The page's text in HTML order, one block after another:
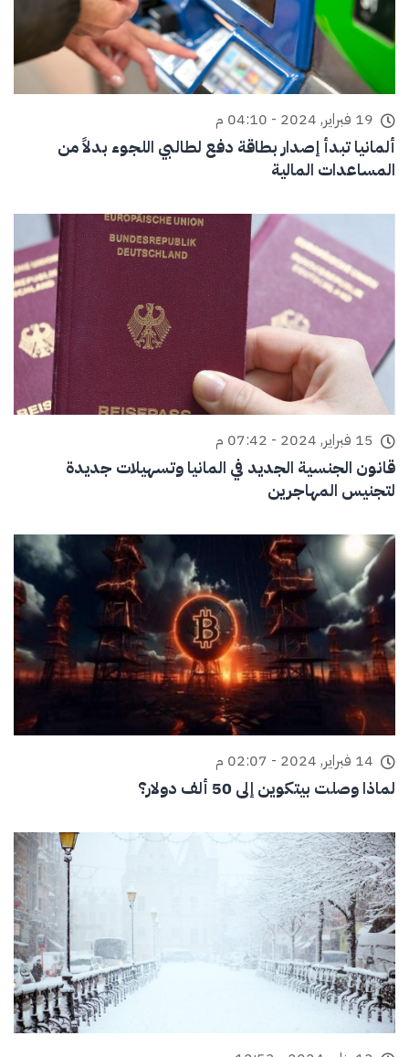
19 فبراير, 2024 - 04:10 م
ألمانيا تبدأ إصدار بطاقة دفع لطالبي اللجوء بدلاً من
المساعدات المالية
15 فبراير, 2024 - 07:42 م
قانون الجنسية الجديد في المانيا وتسهيلات جديدة
لتجنيس المهاجرين
14 فبراير, 2024 - 02:07 م
لماذا وصلت بيتكوين إلى 50 ألف دولار؟